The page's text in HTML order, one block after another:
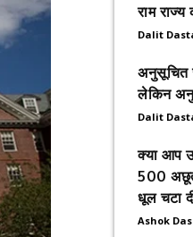
राम
Dalit
अनुसूचित
लेकिन
Dalit
क्या आप
500
धूल चटा
Ashok Das